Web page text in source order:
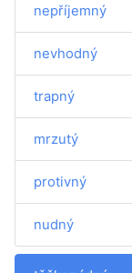
nepříjemný
nevhodný
trapný
mrzutý
protivný
nudný